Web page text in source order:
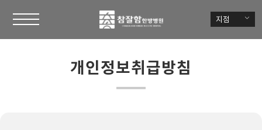
지점
개인정보취급방침